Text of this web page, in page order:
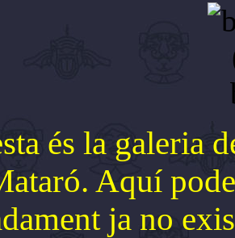
és la galeria
Aquí
ja no